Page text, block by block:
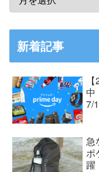
新着記事
中
7/
急
ポ
躍